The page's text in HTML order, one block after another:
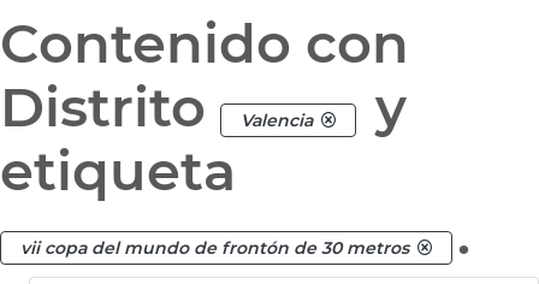
Contenido con
Distrito
Valencia
y
etiqueta
vii copa del mundo de frontón de 30 metros .